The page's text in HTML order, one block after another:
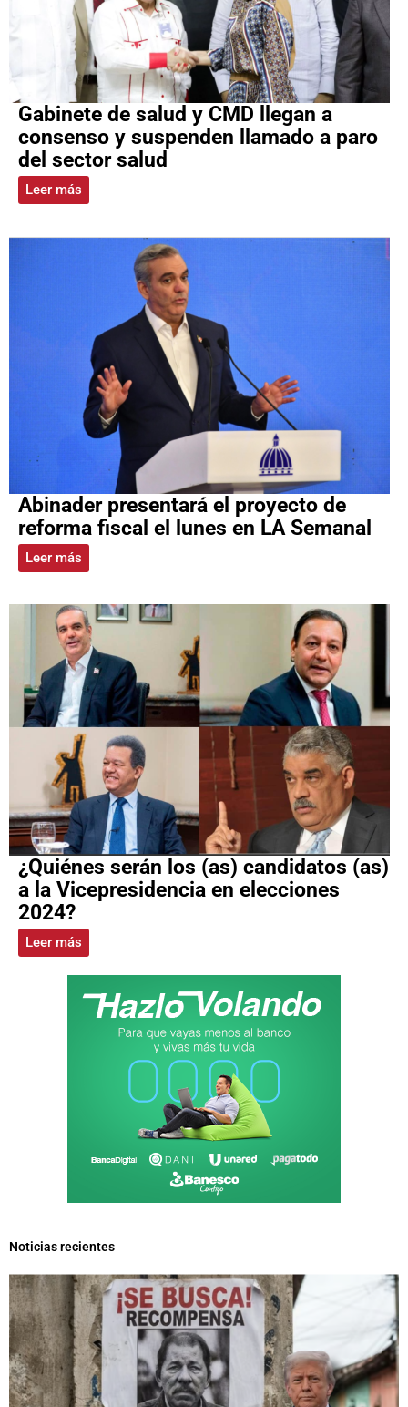
Gabinete de salud y CMD llegan a
consenso y suspenden llamado a paro
del sector salud
Leer más
Abinader presentará el proyecto de
reforma fiscal el lunes en LA Semanal
Leer más
¿Quiénes serán los (as) candidatos (as)
a la Vicepresidencia en elecciones
2024?
Leer más
Noticias recientes